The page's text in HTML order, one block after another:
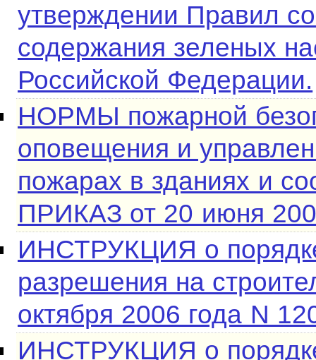
утверждении Правил
содержания зеленых
Российской Федерации.
НОРМЫ пожарной
оповещения и
пожарах в зданиях и
ПРИКАЗ от 20 июня
ИНСТРУКЦИЯ о
разрешения на
октября 2006 года N
ИНСТРУКЦИЯ о